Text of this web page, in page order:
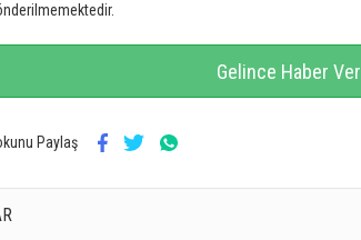
Gelince Haber Ver
Paylaş